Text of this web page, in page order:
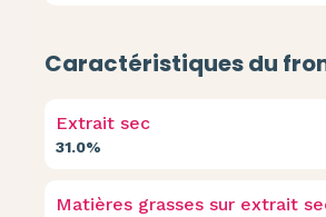
Caractéristiques du
Extrait sec
31.0%
Matières grasses sur extrait